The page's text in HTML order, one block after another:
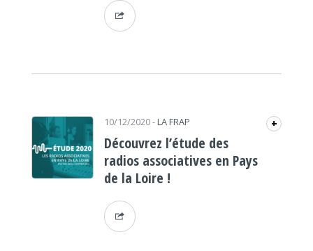
10/12/2020- LA FRAP +
Découvrez l’étude des
radios associatives en Pays
de la Loire !